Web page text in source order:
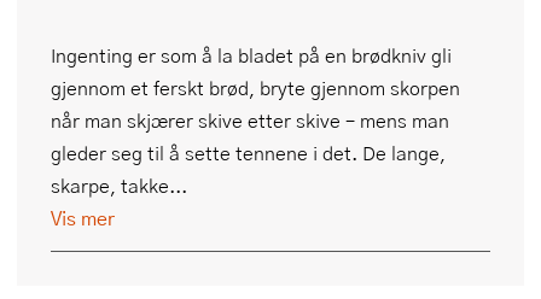
Ingenting er som å la bladet på en brødkniv gli
gjennom et ferskt brød, bryte gjennom skorpen
når man skjærer skive etter skive – mens man
gleder seg til å sette tennene i det. De lange,
skarpe, takke...
Vis mer